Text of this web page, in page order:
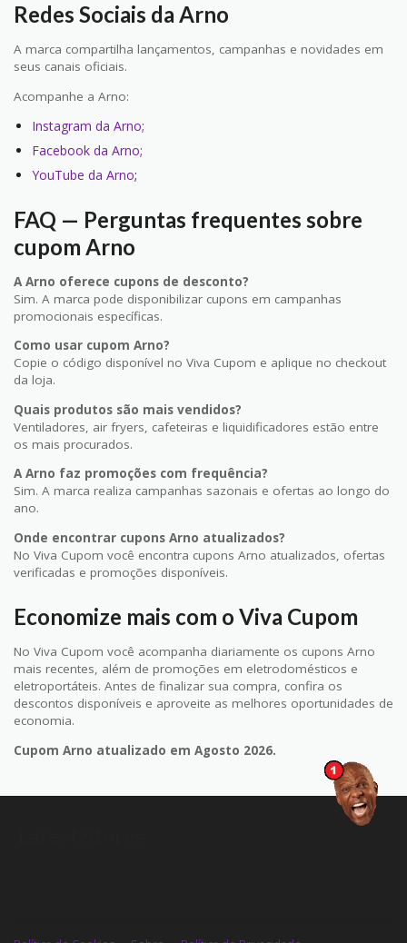
Redes Sociais da Arno
A marca compartilha lançamentos, campanhas e novidades em
seus canais oficiais.
Acompanhe a Arno:
Instagram da Arno;
Facebook da Arno;
YouTube da Arno;
FAQ — Perguntas frequentes sobre
cupom Arno
A Arno oferece cupons de desconto?
Sim. A marca pode disponibilizar cupons em campanhas
promocionais específicas.
Como usar cupom Arno?
Copie o código disponível no Viva Cupom e aplique no checkout
da loja.
Quais produtos são mais vendidos?
Ventiladores, air fryers, cafeteiras e liquidificadores estão entre
os mais procurados.
A Arno faz promoções com frequência?
Sim. A marca realiza campanhas sazonais e ofertas ao longo do
ano.
Onde encontrar cupons Arno atualizados?
No Viva Cupom você encontra cupons Arno atualizados, ofertas
verificadas e promoções disponíveis.
Economize mais com o Viva Cupom
No Viva Cupom você acompanha diariamente os cupons Arno
mais recentes, além de promoções em eletrodomésticos e
eletroportáteis. Antes de finalizar sua compra, confira os
descontos disponíveis e aproveite as melhores oportunidades de
economia.
Cupom Arno atualizado em Agosto 2026.